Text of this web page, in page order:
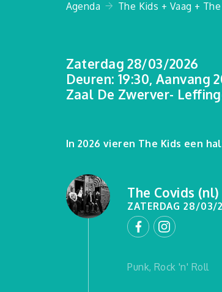
Agenda The Kids + Vaag +
Zaterdag 28/03/2026
Deuren: 19:30, Aanvang
Zaal De Zwerver-
In 2026 vieren The Kids een
The Covids (nl)
ZATERDAG 28/03/
Punk, Rock 'n' Roll